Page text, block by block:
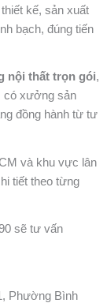
kế, sản xuất
bạch, đúng tiến
nội thất trọn gói,
có xưởng sản
đồng hành từ tư
và khu vực lân
tiết theo từng
sẽ tư vấn
Phường Bình